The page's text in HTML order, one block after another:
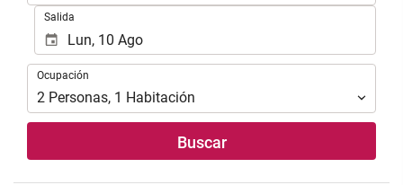
Salida
Ocupación
Ocupación
2 Personas, 1 Habitación
Buscar